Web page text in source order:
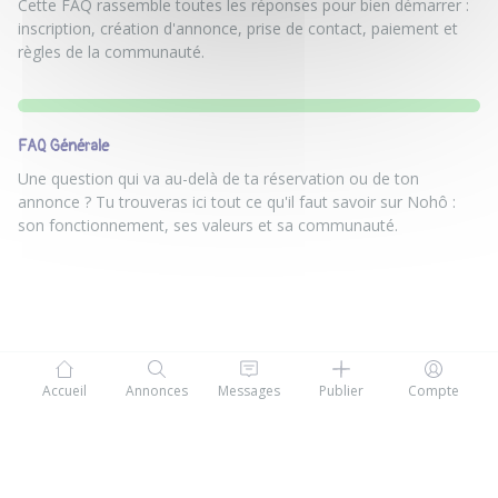
Cette FAQ rassemble toutes les réponses pour bien démarrer :
inscription, création d'annonce, prise de contact, paiement et
règles de la communauté.
FAQ Générale
Une question qui va au-delà de ta réservation ou de ton
annonce ? Tu trouveras ici tout ce qu'il faut savoir sur Nohô :
son fonctionnement, ses valeurs et sa communauté.
Accueil Annonces Messages Publier Compte